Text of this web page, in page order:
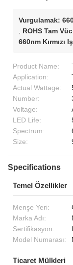
Vurgulamak:
ROHS Tam
660nm Kırmızı
Product Name:
Application:
Actual Wattage:
Number:
Voltage:
LED Life:
Spectrum:
Size:
Specifications
Temel Özellikler
Menşe Yeri:
Marka Adı:
Sertifikasyon:
Model Numarası:
Ticaret Mülkleri